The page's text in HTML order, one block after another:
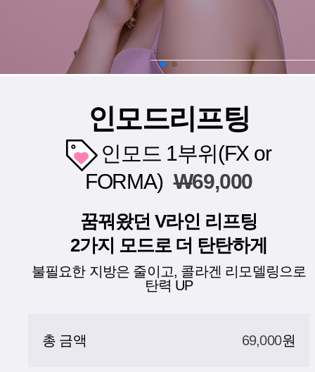
인모드리프팅
인모드 1부위(FX or
FORMA) W69,000
꿈꿔왔던 V라인 리프팅
2가지 모드로 더 탄탄하게
불필요한 지방은 줄이고, 콜라겐 리모델링으로
탄력 UP
총 금액 69,000원